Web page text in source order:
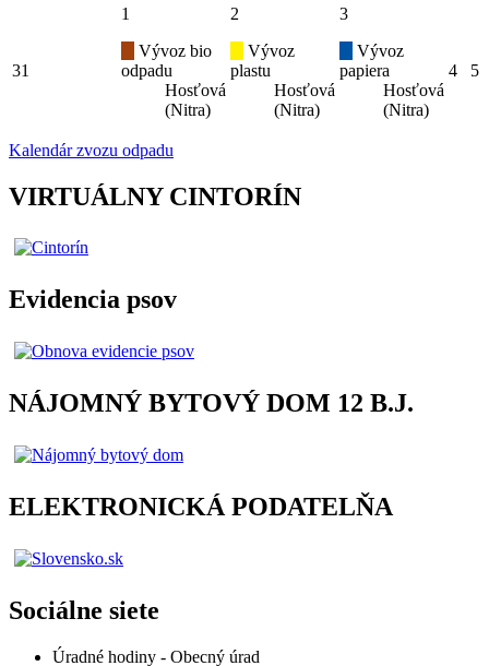
31
1
Vývoz bio
odpadu
Hosťová
(Nitra)
2
Vývoz
plastu
Hosťová
(Nitra)
3
Vývoz
papiera
Hosťová
(Nitra)
4 5
Kalendár zvozu odpadu
VIRTUÁLNY CINTORÍN
Evidencia psov
NÁJOMNÝ BYTOVÝ DOM 12 B.J.
ELEKTRONICKÁ PODATELŇA
Sociálne siete
Úradné hodiny - Obecný úrad